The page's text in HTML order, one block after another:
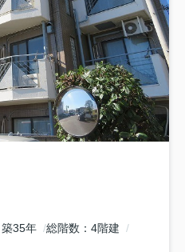
築35年 総階数
4階建